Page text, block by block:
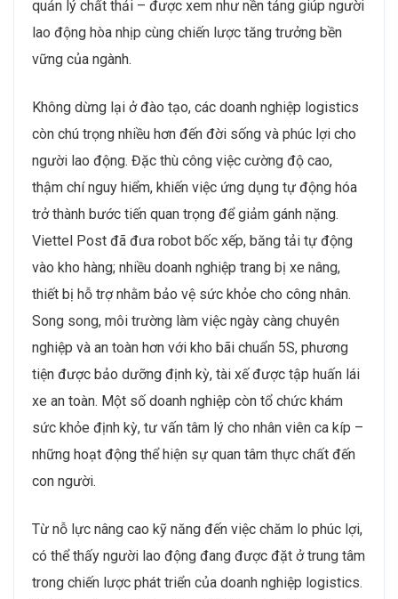
quản lý chất thải – được xem như nền tảng giúp người
lao động hòa nhịp cùng chiến lược tăng trưởng bền
vững của ngành.
Không dừng lại ở đào tạo, các doanh nghiệp logistics
còn chú trọng nhiều hơn đến đời sống và phúc lợi cho
người lao động. Đặc thù công việc cường độ cao,
thậm chí nguy hiểm, khiến việc ứng dụng tự động hóa
trở thành bước tiến quan trọng để giảm gánh nặng.
Viettel Post đã đưa robot bốc xếp, băng tải tự động
vào kho hàng; nhiều doanh nghiệp trang bị xe nâng,
thiết bị hỗ trợ nhằm bảo vệ sức khỏe cho công nhân.
Song song, môi trường làm việc ngày càng chuyên
nghiệp và an toàn hơn với kho bãi chuẩn 5S, phương
tiện được bảo dưỡng định kỳ, tài xế được tập huấn lái
xe an toàn. Một số doanh nghiệp còn tổ chức khám
sức khỏe định kỳ, tư vấn tâm lý cho nhân viên ca kíp –
những hoạt động thể hiện sự quan tâm thực chất đến
con người.
Từ nỗ lực nâng cao kỹ năng đến việc chăm lo phúc lợi,
có thể thấy người lao động đang được đặt ở trung tâm
trong chiến lược phát triển của doanh nghiệp logistics.